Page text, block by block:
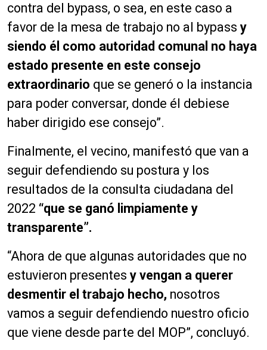
contra del bypass, o sea, en este caso a
favor de la mesa de trabajo no al bypass y
siendo él como autoridad comunal no haya
estado presente en este consejo
extraordinario que se generó o la instancia
para poder conversar, donde él debiese
haber dirigido ese consejo”.
Finalmente, el vecino, manifestó que van a
seguir defendiendo su postura y los
resultados de la consulta ciudadana del
2022 “que se ganó limpiamente y
transparente”.
“Ahora de que algunas autoridades que no
estuvieron presentes y vengan a querer
desmentir el trabajo hecho, nosotros
vamos a seguir defendiendo nuestro oficio
que viene desde parte del MOP”, concluyó.